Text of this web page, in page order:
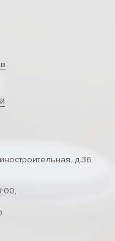
д.36.